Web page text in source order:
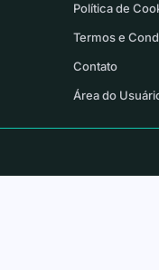
Política de
Termos e
Contato
Área do